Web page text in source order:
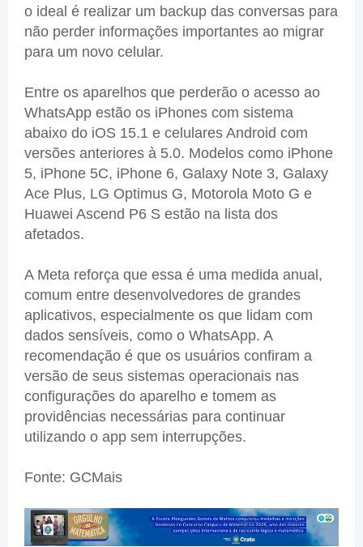
o ideal é realizar um backup das conversas para
não perder informações importantes ao migrar
para um novo celular.
Entre os aparelhos que perderão o acesso ao
WhatsApp estão os iPhones com sistema
abaixo do iOS 15.1 e celulares Android com
versões anteriores à 5.0. Modelos como iPhone
5, iPhone 5C, iPhone 6, Galaxy Note 3, Galaxy
Ace Plus, LG Optimus G, Motorola Moto G e
Huawei Ascend P6 S estão na lista dos
afetados.
A Meta reforça que essa é uma medida anual,
comum entre desenvolvedores de grandes
aplicativos, especialmente os que lidam com
dados sensíveis, como o WhatsApp. A
recomendação é que os usuários confiram a
versão de seus sistemas operacionais nas
configurações do aparelho e tomem as
providências necessárias para continuar
utilizando o app sem interrupções.
Fonte: GCMais